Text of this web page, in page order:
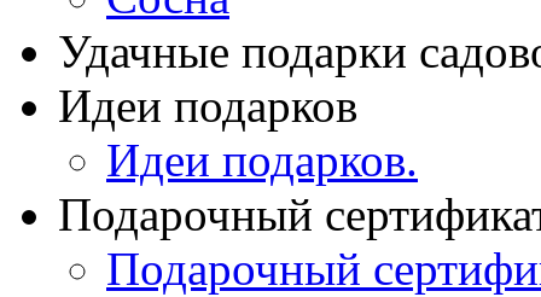
Удачные подарки
Идеи подарков
Идеи подарков.
Подарочный
Подарочный